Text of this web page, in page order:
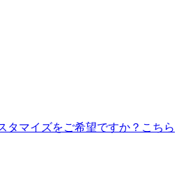
タマイズをご希望ですか？こちら